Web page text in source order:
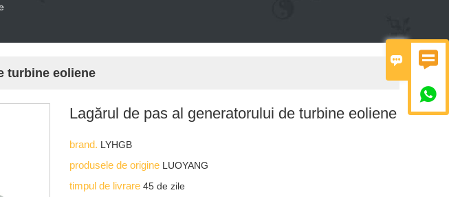
 

turbine eoliene
Lagărul de pas al generatorului de turbine eoliene
brand. LYHGB
produsele de origine LUOYANG
timpul de livrare45 de zile